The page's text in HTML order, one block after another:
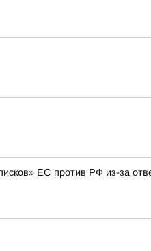
ЕС против РФ из-за